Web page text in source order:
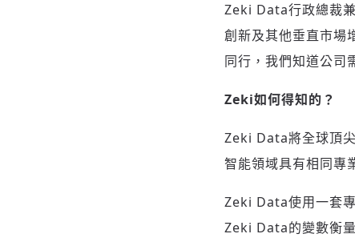
Zeki Data行政總裁
創新及其他垂直市場
同行，我們知道公司
Zeki如何得知的？
Zeki Data將全球頂
智能領域具有相同專
Zeki Data使用一套
Zeki Data的變數衡